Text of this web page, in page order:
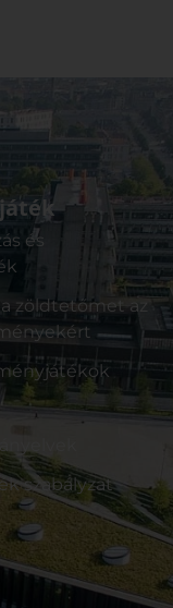
és
zöldtetőmet az
szabályzat